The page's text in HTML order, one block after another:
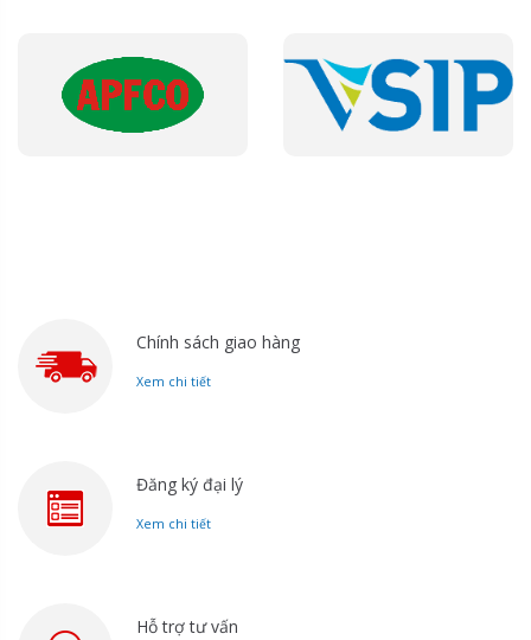
Chính sách giao hàng
Xem chi tiết
Đăng ký đại lý
Xem chi tiết
Hỗ trợ tư vấn